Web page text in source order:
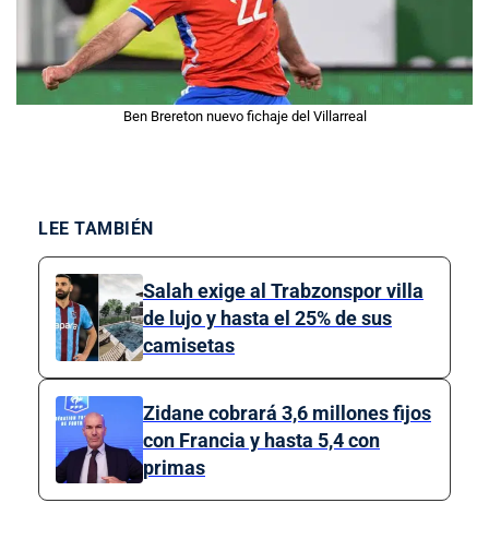
Ben Brereton nuevo fichaje del Villarreal
LEE TAMBIÉN
Salah exige al Trabzonspor villa
de lujo y hasta el 25% de sus
camisetas
Zidane cobrará 3,6 millones fijos
con Francia y hasta 5,4 con
primas